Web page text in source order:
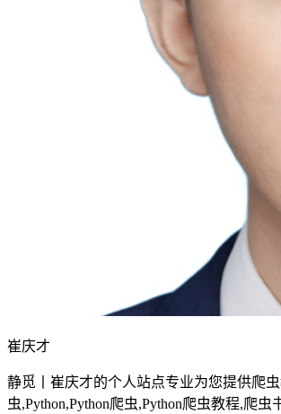
崔庆才
静觅丨崔庆才的个人站点专业为您提供爬
虫,Python,Python爬虫,Python爬虫教程,爬